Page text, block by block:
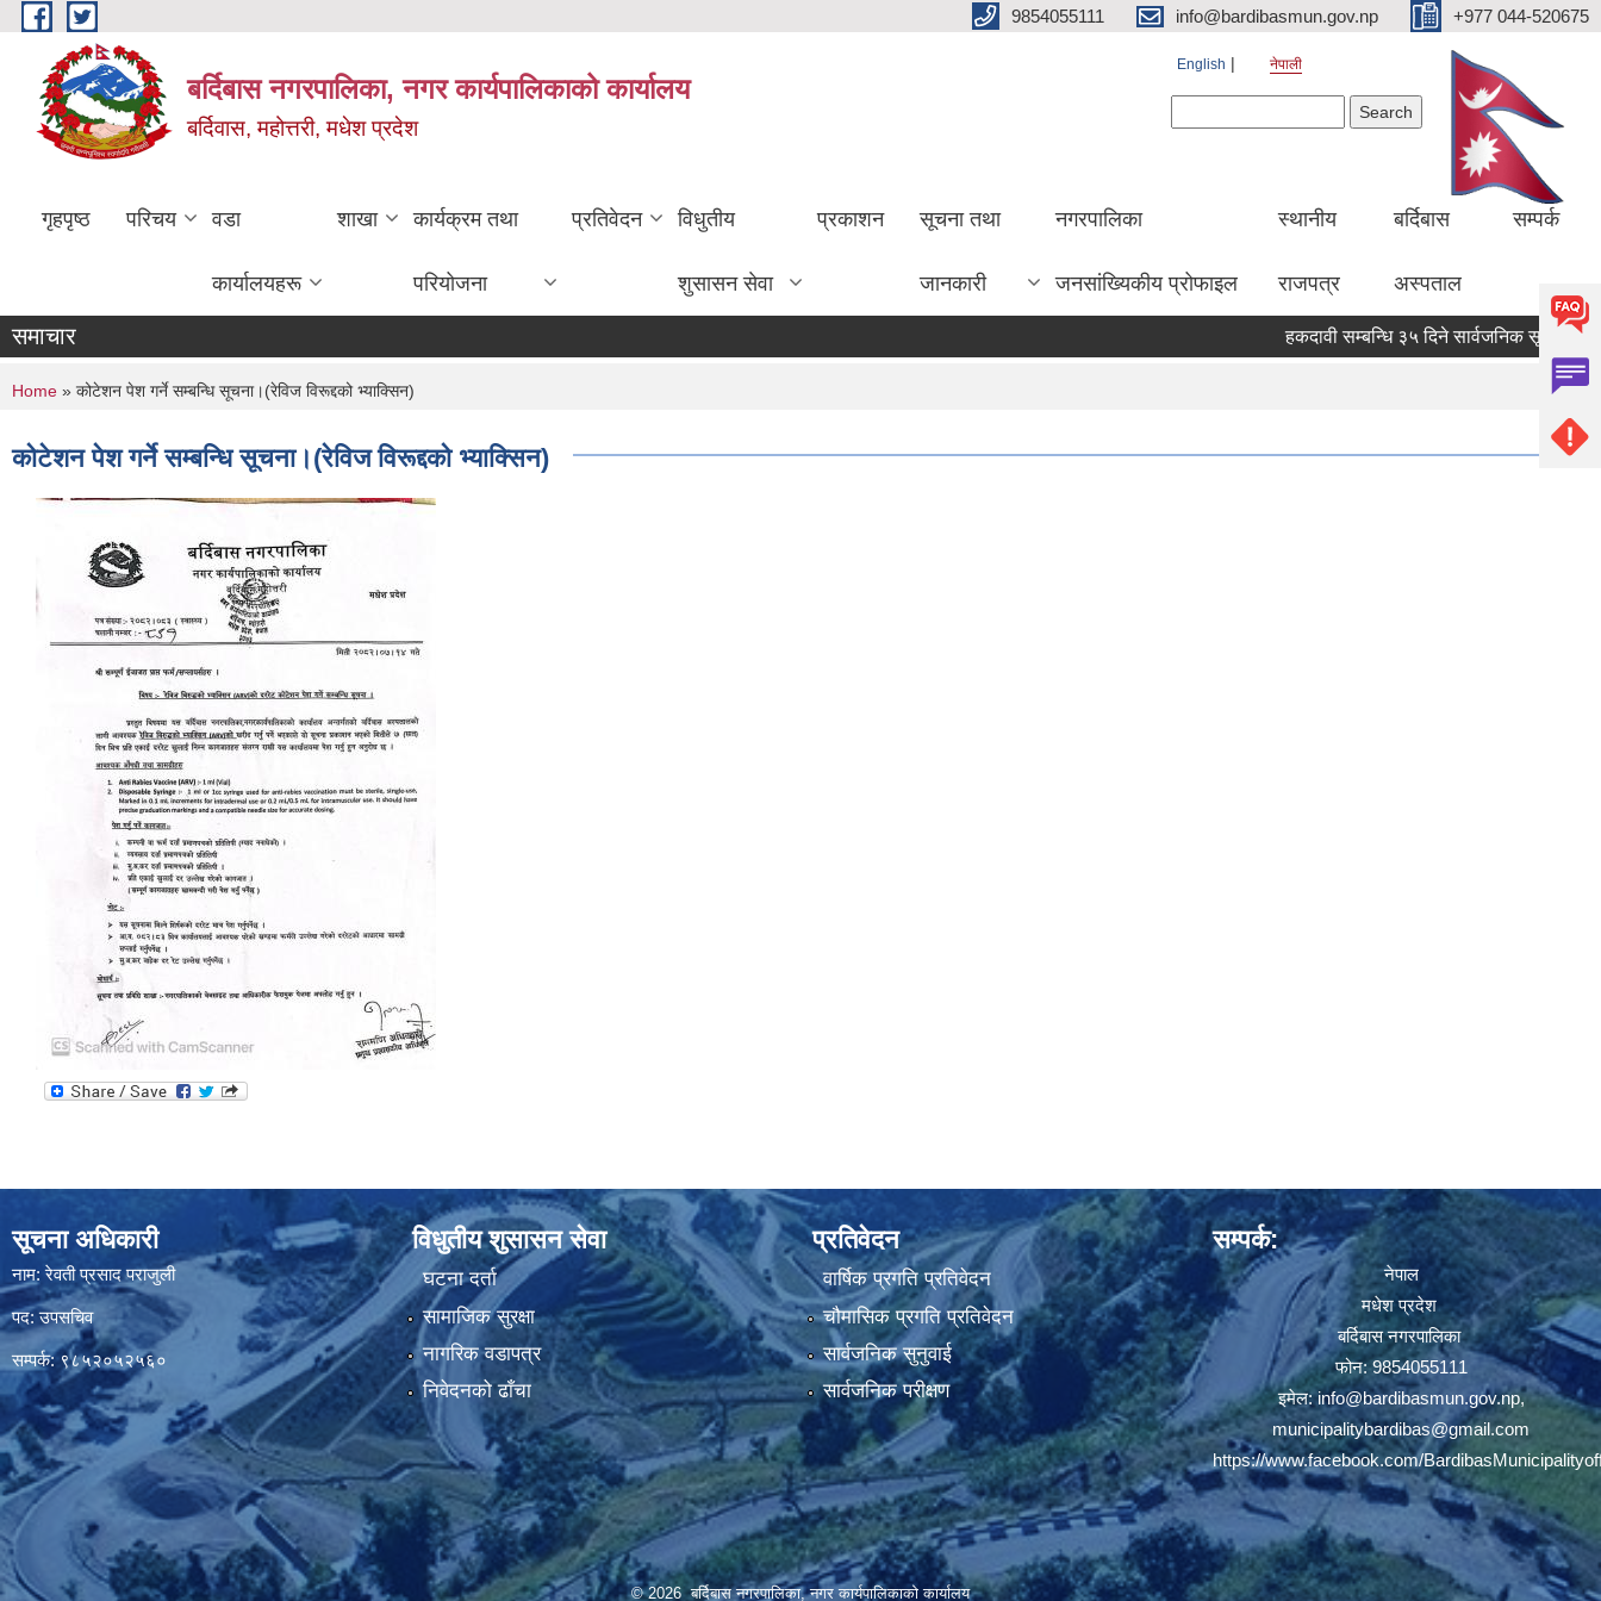
Skip to main content 9854055111 info@bardibasmun.gov.np +977 044-520675
बर्दिबास नगरपालिका, नगर कार्यपालिकाको कार्यालय
बर्दिवास, महोत्तरी, मधेश प्रदेश
English नेपाली
गृहपृष्ठ परिचय वडा
कार्यालयहरू
शाखा कार्यक्रम तथा
परियोजना
प्रतिवेदन विधुतीय
शुसासन सेवा
प्रकाशन सूचना तथा
जानकारी
नगरपालिका
जनसांख्यिकीय प्रोफाइल
स्थानीय
राजपत्र
बर्दिबास
अस्पताल
सम्पर्क
समाचार हकदावी सम्बन्धि ३५ दिने सार्वजनिक सूचना
You are here
Home » कोटेशन पेश गर्ने सम्बन्धि सूचना।(रेविज विरूद्दको भ्याक्सिन)
कोटेशन पेश गर्ने सम्बन्धि सूचना।(रेविज विरूद्दको भ्याक्सिन)
सूचना अधिकारी
नाम: रेवती प्रसाद पराजुली
पद: उपसचिव
सम्पर्क: ९८५२०५२५६०
विधुतीय शुसासन सेवा
घटना दर्ता
सामाजिक सुरक्षा
नागरिक वडापत्र
निवेदनको ढाँचा
प्रतिवेदन
वार्षिक प्रगति प्रतिवेदन
चौमासिक प्रगति प्रतिवेदन
सार्वजनिक सुनुवाई
सार्वजनिक परीक्षण
सम्पर्क:
नेपाल
मधेश प्रदेश
बर्दिबास नगरपालिका
फोन: 9854055111
इमेल:info@bardibasmun.gov.np,
municipalitybardibas@gmail.com
https://www.facebook.com/
© 2026 बर्दिबास नगरपालिका, नगर कार्यपालिकाको कार्यालय